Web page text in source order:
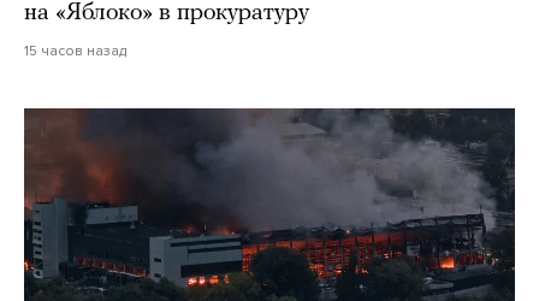
на «Яблоко» в прокуратуру
15 часов назад